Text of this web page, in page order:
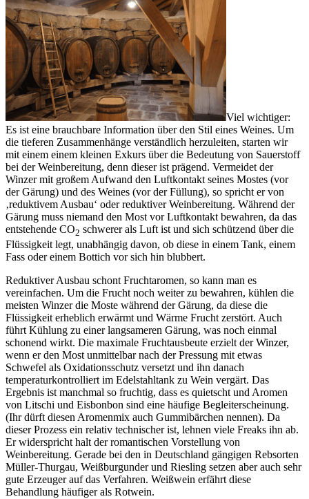
Viel wichtiger:
Es ist eine brauchbare Information über den Stil eines Weines. Um
die tieferen Zusammenhänge verständlich herzuleiten, starten wir
mit einem einem kleinen Exkurs über die Bedeutung von Sauerstoff
bei der Weinbereitung, denn dieser ist prägend. Vermeidet der
Winzer mit großem Aufwand den Luftkontakt seines Mostes (vor
der Gärung) und des Weines (vor der Füllung), so spricht er von
‚reduktivem Ausbau‘ oder reduktiver Weinbereitung. Während der
Gärung muss niemand den Most vor Luftkontakt bewahren, da das
entstehende CO2 schwerer als Luft ist und sich schützend über die
Flüssigkeit legt, unabhängig davon, ob diese in einem Tank, einem
Fass oder einem Bottich vor sich hin blubbert.
Reduktiver Ausbau schont Fruchtaromen, so kann man es
vereinfachen. Um die Frucht noch weiter zu bewahren, kühlen die
meisten Winzer die Moste während der Gärung, da diese die
Flüssigkeit erheblich erwärmt und Wärme Frucht zerstört. Auch
führt Kühlung zu einer langsameren Gärung, was noch einmal
schonend wirkt. Die maximale Fruchtausbeute erzielt der Winzer,
wenn er den Most unmittelbar nach der Pressung mit etwas
Schwefel als Oxidationsschutz versetzt und ihn danach
temperaturkontrolliert im Edelstahltank zu Wein vergärt. Das
Ergebnis ist manchmal so fruchtig, dass es quietscht und Aromen
von Litschi und Eisbonbon sind eine häufige Begleiterscheinung.
(Ihr dürft diesen Aromenmix auch Gummibärchen nennen). Da
dieser Prozess ein relativ technischer ist, lehnen viele Freaks ihn ab.
Er widerspricht halt der romantischen Vorstellung von
Weinbereitung. Gerade bei den in Deutschland gängigen Rebsorten
Müller-Thurgau, Weißburgunder und Riesling setzen aber auch sehr
gute Erzeuger auf das Verfahren. Weißwein erfährt diese
Behandlung häufiger als Rotwein.